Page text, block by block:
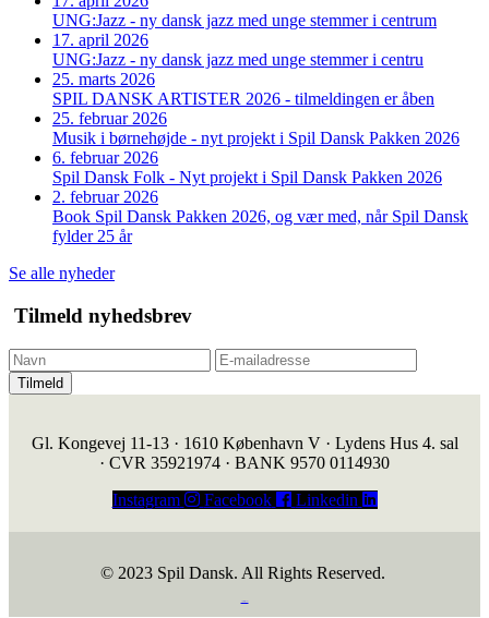
UNG:Jazz - ny dansk jazz med unge stemmer i centrum
17. april 2026
UNG:Jazz - ny dansk jazz med unge stemmer i centru
25. marts 2026
SPIL DANSK ARTISTER 2026 - tilmeldingen er åben
25. februar 2026
Musik i børnehøjde - nyt projekt i Spil Dansk Pakken 2026
6. februar 2026
Spil Dansk Folk - Nyt projekt i Spil Dansk Pakken 2026
2. februar 2026
Book Spil Dansk Pakken 2026, og vær med, når Spil Dansk
fylder 25 år
Se alle nyheder
Tilmeld nyhedsbrev
Tilmeld
Gl. Kongevej 11-13 · 1610 København V · Lydens Hus 4. sal
· CVR 35921974 · BANK 9570 0114930
Instagram
Facebook Linkedin
© 2023 Spil Dansk. All Rights Reserved.